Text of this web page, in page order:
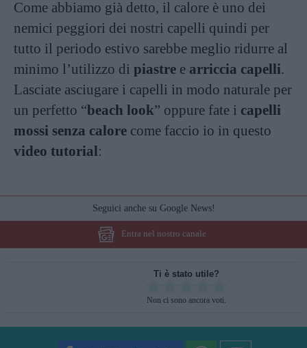
Come abbiamo già detto, il calore è uno dei
nemici peggiori dei nostri capelli quindi per
tutto il periodo estivo sarebbe meglio ridurre al
minimo l’utilizzo di piastre e arriccia capelli.
Lasciate asciugare i capelli in modo naturale per
un perfetto “beach look” oppure fate i capelli
mossi senza calore come faccio io in questo
video tutorial:
Seguici anche su Google News!
Entra nel nostro canale
Ti è stato utile?
Non ci sono ancora voti.